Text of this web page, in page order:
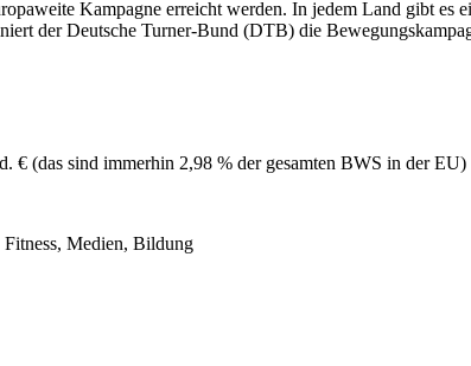
Kampagne erreicht werden. In jedem Land gibt
der Deutsche Turner-Bund (DTB) die
€ (das sind immerhin 2,98 % der gesamten BWS in der EU)
Medien, Bildung